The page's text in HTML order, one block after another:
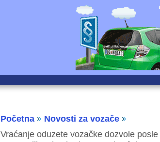
Početna
Novosti za vozače
Vraćanje oduzete vozačke dozvole